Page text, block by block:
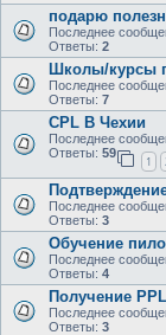
подарю
Последнее
Ответы: 2
Школы/курсы
Последнее
Ответы: 7
CPL В Чехии
Последнее
Ответы: 59
1
Последнее
Ответы: 3
Обучение
Последнее
Ответы: 4
Получение
Последнее
Ответы: 3